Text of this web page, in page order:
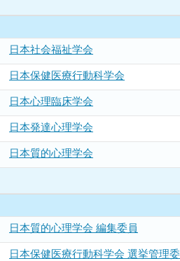
日本社会福祉学会
日本保健医療行動科学会
日本心理臨床学会
日本発達心理学会
日本質的心理学会
日本質的心理学会 編集委員
日本保健医療行動科学会 選挙管理